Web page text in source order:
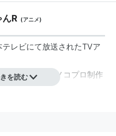
R (アニメ)
レビにて放送されたTVア
開されたタツノコプロ制作
ちゃんマジカルて』のリニ
を読む